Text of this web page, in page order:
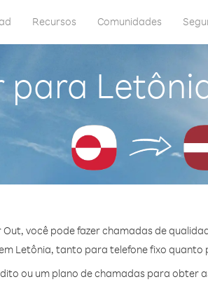
Recursos Comunidades
para
Out, você pode fazer chamadas de
Letônia, tanto para telefone fixo quanto
ou um plano de chamadas para obter